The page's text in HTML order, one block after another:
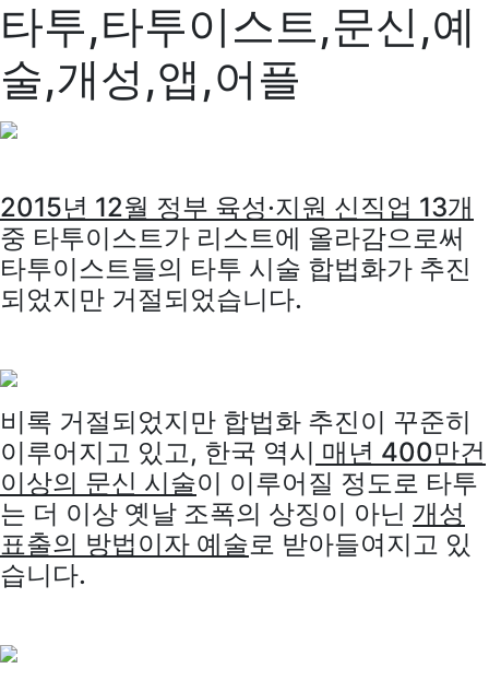
타투,타투이스트,문신,예
술,개성,앱,어플
2015년 12월 정부 육성·지원 신직업 13개
중 타투이스트가 리스트에 올라감으로써
타투이스트들의 타투 시술 합법화가 추진
되었지만 거절되었습니다.
비록 거절되었지만 합법화 추진이 꾸준히
이루어지고 있고, 한국 역시 매년 400만건
이상의 문신 시술이 이루어질 정도로 타투
는 더 이상 옛날 조폭의 상징이 아닌 개성
표출의 방법이자 예술로 받아들여지고 있
습니다.